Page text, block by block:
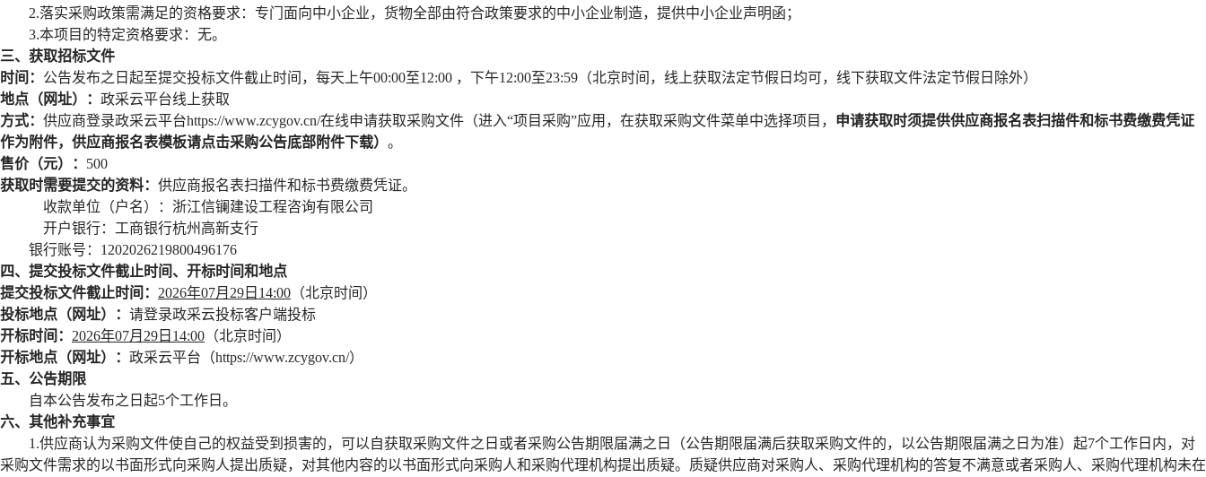
2.落实采购政策需满足的资格要求： 专门面向中小企业， 货物全部由符合政策要求的中小企业制造，提供中小企业声明函；
3.本项目的特定资格要求：无。
三、获取招标文件
时间： 公告发布之日起至提交投标文件截止时间 ，每天上午00:00至12:00 ，下午12:00至23:59（北京时间，线上获取法定节假日均可，线下获取文件法定节假日除外）
地点（网址）： 政采云平台线上获取
方式： 供应商登录政采云平台https://www.zcygov.cn/在线申请获取采购文件（进入“项目采购”应用，在获取采购文件菜单中选择项目， 申请获取时须提供供应商报名表扫描件和标书费缴费凭证
作为附件，供应商报名表模板请点击采购公告底部附件下载） 。
售价（元）： 500
获取时需要提交的资料： 供应商报名表扫描件和标书费缴费凭证。
收款单位（户名）：浙江信镧建设工程咨询有限公司
开户银行：工商银行杭州高新支行
银行账号： 1202026219800496176
四、提交投标文件截止时间、开标时间和地点
提交投标文件截止时间： 2026年07月 29 日 14:00 （北京时间）
投标地点（网址）： 请登录政采云投标客户端投标
开标时间： 2026年07月 29 日 14:00 （北京时间）
开标地点（网址）： 政采云平台（https://www.zcygov.cn/）
五、公告期限
自本公告发布之日起5个工作日。
六、其他补充事宜
1.供应商认为采购文件使自己的权益受到损害的，可以自获取采购文件之日或者采购公告期限届满之日（公告期限届满后获取采购文件的，以公告期限届满之日为准）起7个工作日内，对
采购文件需求的以书面形式向采购人提出质疑，对其他内容的以书面形式向采购人和采购代理机构提出质疑。质疑供应商对采购人、采购代理机构的答复不满意或者采购人、采购代理机构未在